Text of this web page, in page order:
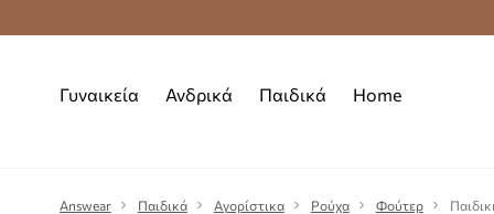
Δωρεάν
Γυναικεία Ανδρικά Παιδικά Home
Answear Παιδικά Αγορίστικα Ρούχα Φούτερ